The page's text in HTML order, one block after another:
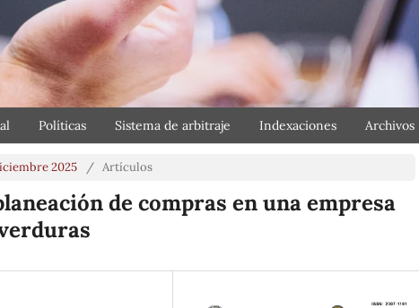
Políticas Sistema de arbitraje Indexaciones Archivos
2025 / Artículos
de compras en una empresa